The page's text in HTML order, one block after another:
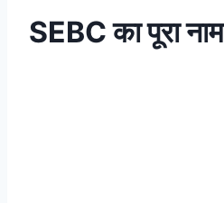
SEBC का पूरा